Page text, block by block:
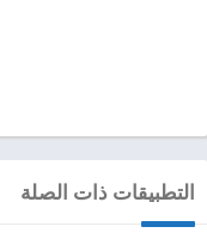
التطبيقات ذات الصلة